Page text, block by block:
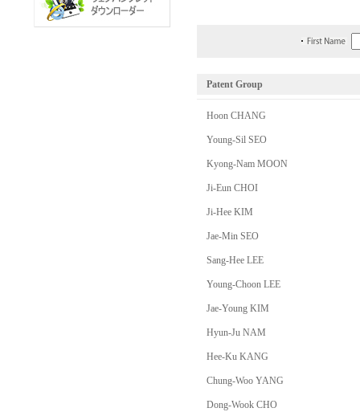
Patent Group
Hoon CHANG
Young-Sil SEO
Kyong-Nam MOON
Ji-Eun CHOI
Ji-Hee KIM
Jae-Min SEO
Sang-Hee LEE
Young-Choon LEE
Jae-Young KIM
Hyun-Ju NAM
Hee-Ku KANG
Chung-Woo YANG
Dong-Wook CHO